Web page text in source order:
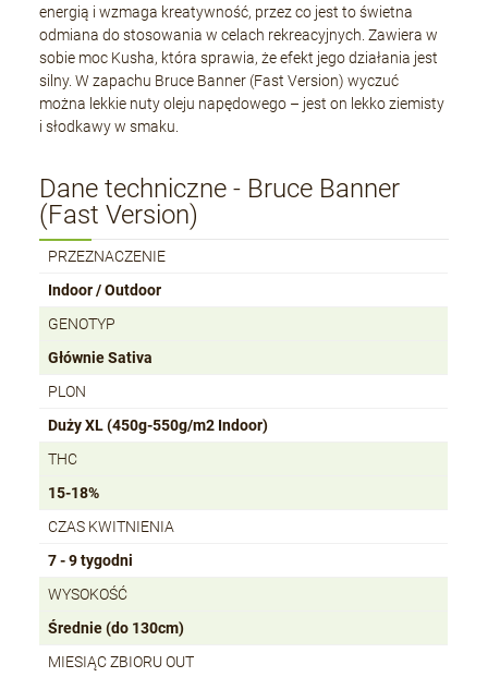
energią i wzmaga kreatywność, przez co jest to świetna
odmiana do stosowania w celach rekreacyjnych. Zawiera w
sobie moc Kusha, która sprawia, że efekt jego działania jest
silny. W zapachu Bruce Banner (Fast Version) wyczuć
można lekkie nuty oleju napędowego – jest on lekko ziemisty
i słodkawy w smaku.
Dane techniczne - Bruce Banner
(Fast Version)
PRZEZNACZENIE
Indoor / Outdoor
GENOTYP
Głównie Sativa
PLON
Duży XL (450g-550g/m2 Indoor)
THC
15-18%
CZAS KWITNIENIA
7 - 9 tygodni
WYSOKOŚĆ
Średnie (do 130cm)
MIESIĄC ZBIORU OUT